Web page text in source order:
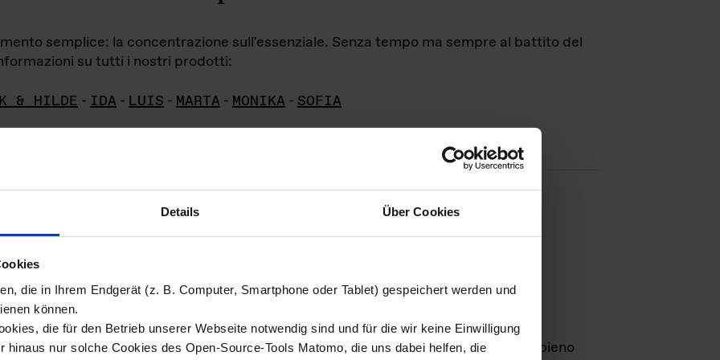
Details Über Cookies
die in Ihrem Endgerät (z. B. Computer, Smartphone oder Tablet) gespeichert werden und
können.
die für den Betrieb unserer Webseite notwendig sind und für die wir keine Einwilligung
hinaus nur solche Cookies des Open-Source-Tools Matomo, die uns dabei helfen, die
semplice: la concentrazione sull'essenziale. Senza tempo ma sempre al battito del
su tutti i nostri prodotti:
& HILDE - IDA - LUIS - MARTA - MONIKA - SOFIA
di immagini
materiale fotografico sono detenuti daDas ganze LebenGmbH e rimangono in pieno